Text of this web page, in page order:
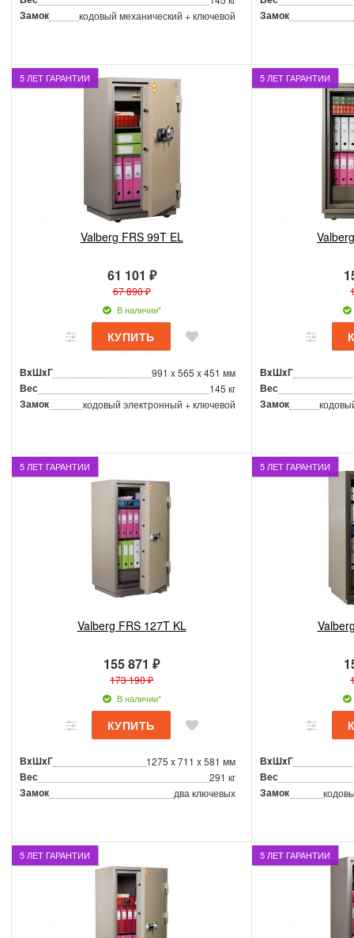
Замок кодовый механический + ключевой
Замок
5 ЛЕТ ГАРАНТИИ
Valberg FRS 99T EL
61 101 ₽
67 890 ₽
В наличии*
ВxШxГ 991 x 565 x 451 мм
Вес 145 кг
Замок кодовый электронный + ключевой
5 ЛЕТ ГАРАНТИИ
ВxШxГ
Вес
Замок
5 ЛЕТ ГАРАНТИИ
Valberg FRS 127T KL
155 871 ₽
173 190 ₽
В наличии*
ВxШxГ 1275 x 711 x 581 мм
Вес 291 кг
Замок два ключевых
5 ЛЕТ ГАРАНТИИ
ВxШxГ
Вес
Замок
5 ЛЕТ ГАРАНТИИ 5 ЛЕТ ГАРАНТИИ